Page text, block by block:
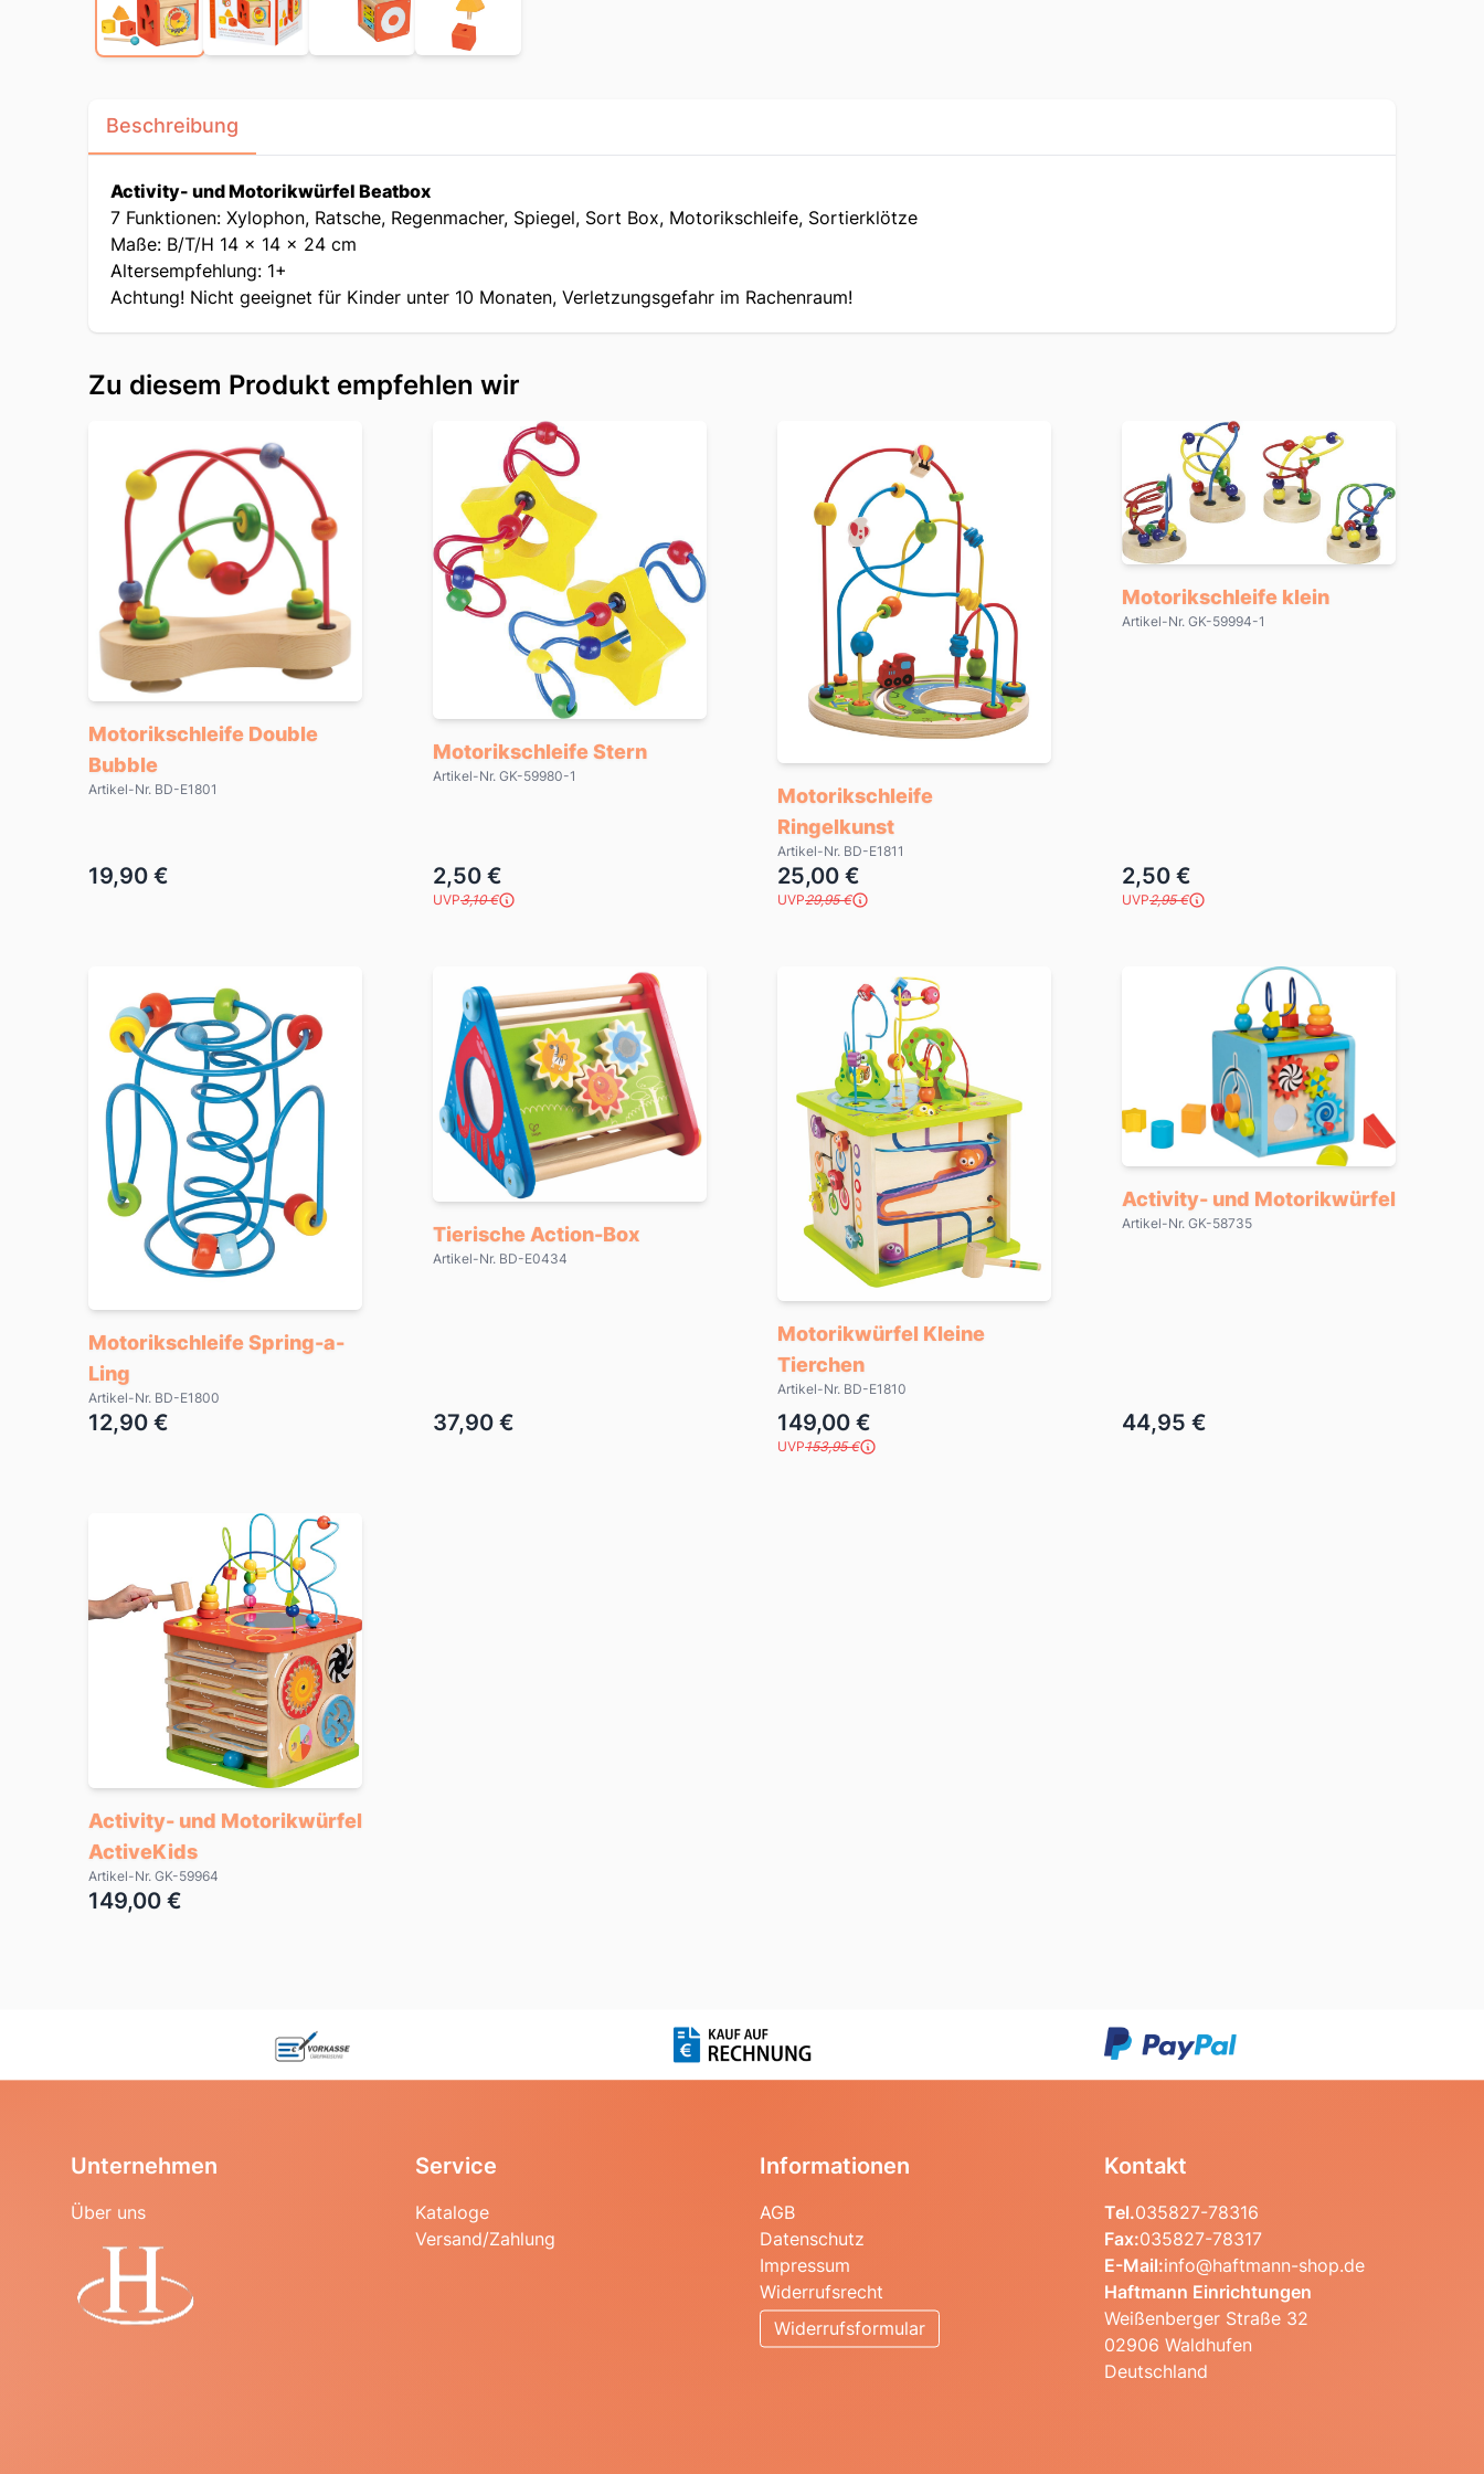
Beschreibung
Activity- und Motorikwürfel Beatbox
7 Funktionen: Xylophon, Ratsche, Regenmacher, Spiegel, Sort Box, Motorikschleife, Sortierklötze
Maße: B/T/H 14 x 14 x 24 cm
Altersempfehlung: 1+
Achtung! Nicht geeignet für Kinder unter 10 Monaten, Verletzungsgefahr im Rachenraum!
Zu diesem Produkt empfehlen wir
Motorikschleife Double
Bubble
Artikel-Nr. BD-E1801
19,90 €
Motorikschleife Stern
Artikel-Nr. GK-59980-1
2,50 €
UVP3,10 €
Motorikschleife
Ringelkunst
Artikel-Nr. BD-E1811
25,00 €
UVP29,95 €
Motorikschleife klein
Artikel-Nr. GK-59994-1
2,50 €
UVP2,95 €
Motorikschleife Spring-a-
Ling
Artikel-Nr. BD-E1800
12,90 €
Tierische Action-Box
Artikel-Nr. BD-E0434
37,90 €
Motorikwürfel Kleine
Tierchen
Artikel-Nr. BD-E1810
149,00 €
UVP153,95 €
Activity- und Motorikwürfel
Artikel-Nr. GK-58735
44,95 €
Activity- und Motorikwürfel
ActiveKids
Artikel-Nr. GK-59964
149,00 €
Unternehmen
Über uns
Service
Kataloge
Versand/Zahlung
Informationen
AGB
Datenschutz
Impressum
Widerrufsrecht
Widerrufsformular
Kontakt
Tel.035827-78316
Fax:035827-78317
E-Mail:info@haftmann-shop.de
Haftmann Einrichtungen
Weißenberger Straße 32
02906 Waldhufen
Deutschland